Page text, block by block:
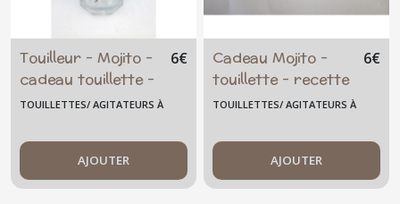
Touilleur - Mojito -
cadeau touillette -
personnalisée -
cocktail cadeau
femme - verre
fusionné -
6€
TOUILLETTES/ AGITATEURS À
AJOUTER
Cadeau Mojito -
touillette - recette
- ingrédient -
agitateur -
mélangeur - été -
cadeau femme
6€
TOUILLETTES/ AGITATEURS À
AJOUTER